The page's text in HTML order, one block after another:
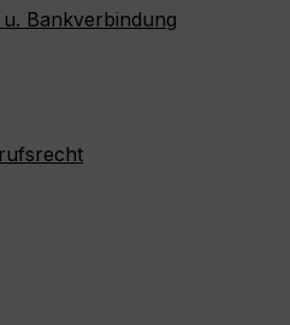
Bankverbindung